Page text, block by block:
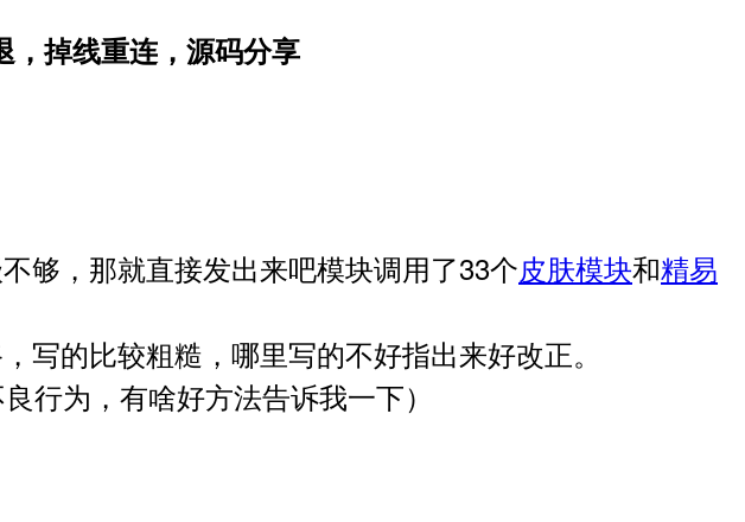
，掉线重连，源码分享
够，那就直接发出来吧模块调用了33个皮肤模块和精易
写的比较粗糙，哪里写的不好指出来好改正。
行为，有啥好方法告诉我一下）